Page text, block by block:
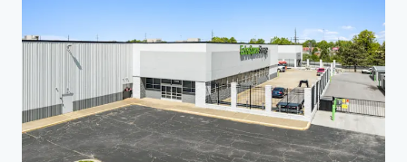
Corporate
Datenschutzerklärung
Jones Lang LaSalle (JLL) ist gemeinsam mit seinen Tochtergesellschaften und
verbundenen Unternehmen ein weltweit führender Anbieter von Dienstleistungen im
Bereich Immobilien und Vermögensverwaltung. Der verantwortungsvolle Umgang mit den
personenbezogenen Daten, die wir von Ihnen erhalten, ist uns ein wichtiges Anliegen.